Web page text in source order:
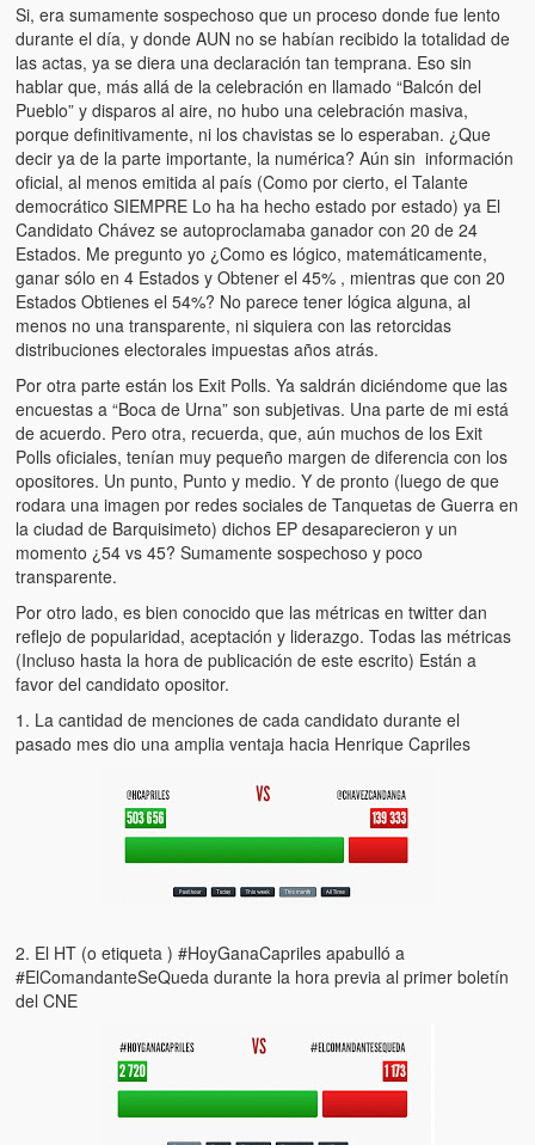
Si, era sumamente sospechoso que un proceso donde fue lento
durante el día, y donde AUN no se habían recibido la totalidad de
las actas, ya se diera una declaración tan temprana. Eso sin
hablar que, más allá de la celebración en llamado “Balcón del
Pueblo” y disparos al aire, no hubo una celebración masiva,
porque definitivamente, ni los chavistas se lo esperaban. ¿Que
decir ya de la parte importante, la numérica? Aún sin información
oficial, al menos emitida al país (Como por cierto, el Talante
democrático SIEMPRE Lo ha ha hecho estado por estado) ya El
Candidato Chávez se autoproclamaba ganador con 20 de 24
Estados. Me pregunto yo ¿Como es lógico, matemáticamente,
ganar sólo en 4 Estados y Obtener el 45% , mientras que con 20
Estados Obtienes el 54%? No parece tener lógica alguna, al
menos no una transparente, ni siquiera con las retorcidas
distribuciones electorales impuestas años atrás.
Por otra parte están los Exit Polls. Ya saldrán diciéndome que las
encuestas a “Boca de Urna” son subjetivas. Una parte de mi está
de acuerdo. Pero otra, recuerda, que, aún muchos de los Exit
Polls oficiales, tenían muy pequeño margen de diferencia con los
opositores. Un punto, Punto y medio. Y de pronto (luego de que
rodara una imagen por redes sociales de Tanquetas de Guerra en
la ciudad de Barquisimeto) dichos EP desaparecieron y un
momento ¿54 vs 45? Sumamente sospechoso y poco
transparente.
Por otro lado, es bien conocido que las métricas en twitter dan
reflejo de popularidad, aceptación y liderazgo. Todas las métricas
(Incluso hasta la hora de publicación de este escrito) Están a
favor del candidato opositor.
1. La cantidad de menciones de cada candidato durante el
pasado mes dio una amplia ventaja hacia Henrique Capriles
2. El HT (o etiqueta ) #HoyGanaCapriles apabulló a
#ElComandanteSeQueda durante la hora previa al primer boletín
del CNE